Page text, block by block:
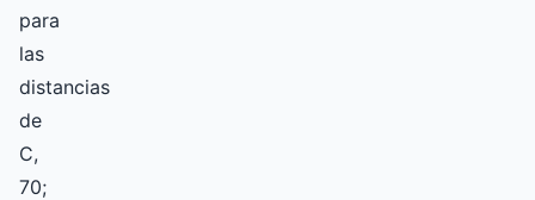
para
las
distancias
de
C,
70;